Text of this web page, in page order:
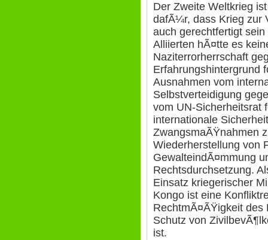
Der Zweite Weltkrieg
dafÃ¼r, dass Krieg zur
auch gerechtfertigt
Alliierten hÃ¤tte es
Naziterrorherrschaft
Erfahrungshintergrund
Ausnahmen vom
Selbstverteidigung
vom UN-Sicherheitsrat
internationale
ZwangsmaÃŸnahmen
Wiederherstellung von
GewalteindÃ¤mmung
Rechtsdurchsetzung.
Einsatz kriegerischer
Kongo ist eine
RechtmÃ¤ÃŸigkeit
Schutz von
ist.